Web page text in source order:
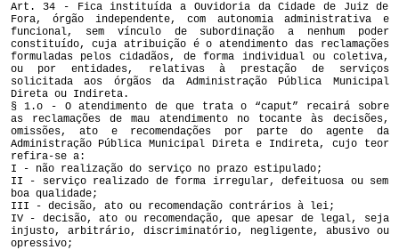
Art. 34 - Fica instituída a Ouvidoria da Cidade de Juiz de
Fora, órgão independente, com autonomia administrativa e
funcional, sem vínculo de subordinação a nenhum poder
constituído, cuja atribuição é o atendimento das reclamações
formuladas pelos cidadãos, de forma individual ou coletiva,
ou por entidades, relativas à prestação de serviços
solicitada aos órgãos da Administração Pública Municipal
Direta ou Indireta.
§ 1.o - O atendimento de que trata o “caput” recairá sobre
as reclamações de mau atendimento no tocante às decisões,
omissões, ato e recomendações por parte do agente da
Administração Pública Municipal Direta e Indireta, cujo teor
refira-se a:
I - não realização do serviço no prazo estipulado;
II - serviço realizado de forma irregular, defeituosa ou sem
boa qualidade;
III - decisão, ato ou recomendação contrários à lei;
IV - decisão, ato ou recomendação, que apesar de legal, seja
injusto, arbitrário, discriminatório, negligente, abusivo ou
opressivo;